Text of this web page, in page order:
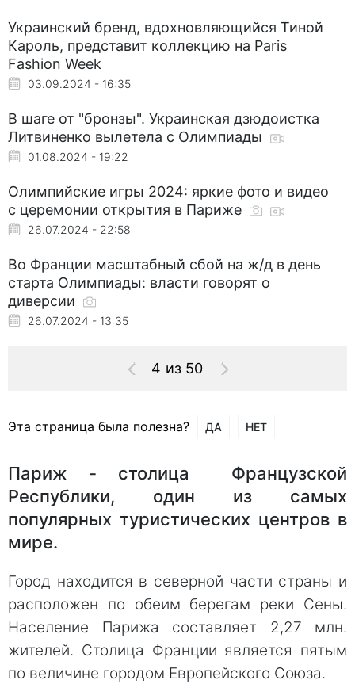
Украинский бренд, вдохновляющийся Тиной
Кароль, представит коллекцию на Paris
Fashion Week
03.09.2024 - 16:35
В шаге от "бронзы". Украинская дзюдоистка
Литвиненко вылетела с Олимпиады
01.08.2024 - 19:22
Олимпийские игры 2024: яркие фото и видео
с церемонии открытия в Париже
26.07.2024 - 22:58
Во Франции масштабный сбой на ж/д в день
старта Олимпиады: власти говорят о
диверсии
26.07.2024 - 13:35
4 из 50
Эта страница была полезна? ДА НЕТ
Париж - столица Французской
Республики, один из самых
популярных туристических центров в
мире.
Город находится в северной части страны и
расположен по обеим берегам реки Сены.
Население Парижа составляет 2,27 млн.
жителей. Столица Франции является пятым
по величине городом Европейского Союза.